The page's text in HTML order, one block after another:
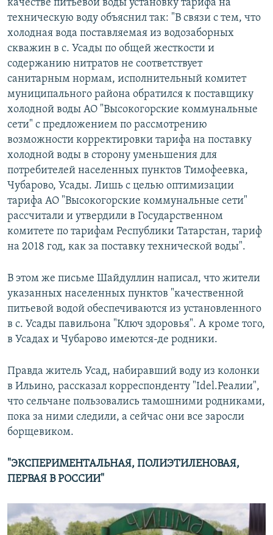
качестве питьевой воды установку тарифа на
техническую воду объяснил так: "В связи с тем, что
холодная вода поставляемая из водозаборных
скважин в с. Усады по общей жесткости и
содержанию нитратов не соответствует
санитарным нормам, исполнительный комитет
муниципального района обратился к поставщику
холодной воды АО "Высокогорские коммунальные
сети" с предложением по рассмотрению
возможности корректировки тарифа на поставку
холодной воды в сторону уменьшения для
потребителей населенных пунктов Тимофеевка,
Чубарово, Усады. Лишь с целью оптимизации
тарифа АО "Высокогорские коммунальные сети"
рассчитали и утвердили в Государственном
комитете по тарифам Республики Татарстан, тариф
на 2018 год, как за поставку технической воды".
В этом же письме Шайдуллин написал, что жители
указанных населенных пунктов "качественной
питьевой водой обеспечиваются из установленного
в с. Усады павильона "Ключ здоровья". А кроме того,
в Усадах и Чубарово имеются-де родники.
Правда житель Усад, набиравший воду из колонки
в Ильино, рассказал корреспонденту "Idel.Реалии",
что сельчане пользовались тамошними родниками,
пока за ними следили, а сейчас они все заросли
борщевиком.
"ЭКСПЕРИМЕНТАЛЬНАЯ, ПОЛИЭТИЛЕНОВАЯ,
ПЕРВАЯ В РОССИИ"